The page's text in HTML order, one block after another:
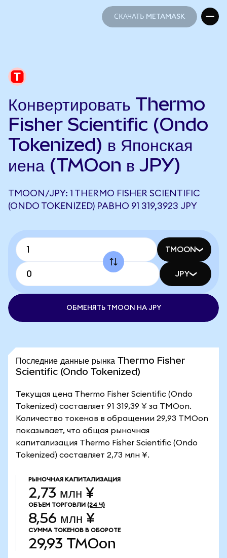
СКАЧАТЬ METAMASK
Конвертировать Thermo
Fisher Scientific (Ondo
Tokenized) в Японская
иена (TMOon в JPY)
TMOON/JPY: 1 THERMO FISHER SCIENTIFIC
(ONDO TOKENIZED) РАВНО 91 319,3923 JPY
TMOON
JPY
ОБМЕНЯТЬ TMOON НА JPY
Последние данные рынка Thermo Fisher
Scientific (Ondo Tokenized)
Текущая цена Thermo Fisher Scientific (Ondo
Tokenized) составляет 91 319,39 ¥ за TMOon.
Количество токенов в обращении 29,93 TMOon
показывает, что общая рыночная
капитализация Thermo Fisher Scientific (Ondo
Tokenized) составляет 2,73 млн ¥.
РЫНОЧНАЯ КАПИТАЛИЗАЦИЯ
2,73 млн ¥
ОБЪЕМ ТОРГОВЛИ (24 Ч)
8,56 млн ¥
СУММА ТОКЕНОВ В ОБОРОТЕ
29,93 TMOon